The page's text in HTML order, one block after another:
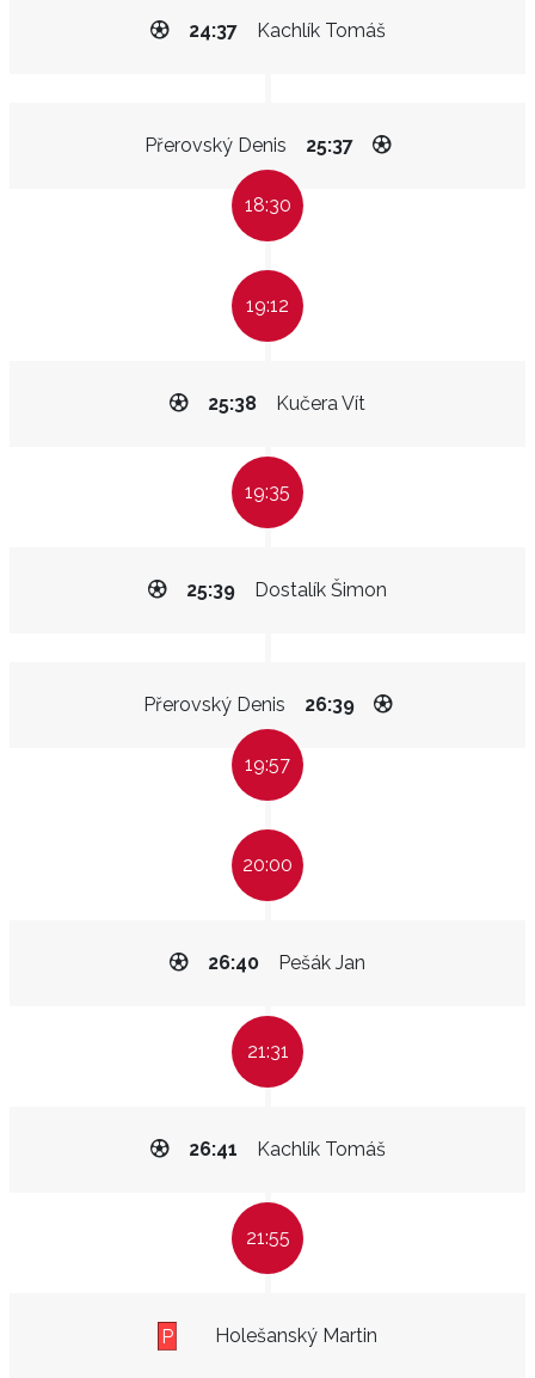
Kachlík Tomáš
24:37
Přerovský Denis 25:37
18:30
19:12
Kučera Vít
25:38
19:35
Dostalík Šimon
25:39
Přerovský Denis 26:39
19:57
20:00
Pešák Jan
26:40
21:31
Kachlík Tomáš
26:41
21:55
Holešanský Martin
P